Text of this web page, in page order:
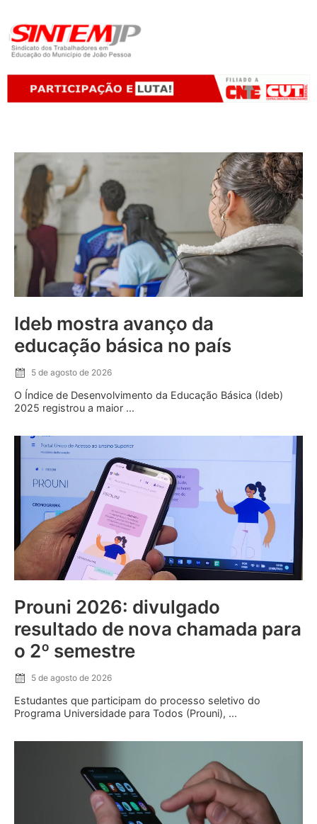
Ideb mostra avanço da
educação básica no país
5 de agosto de 2026
O Índice de Desenvolvimento da Educação Básica (Ideb)
2025 registrou a maior ...
Prouni 2026: divulgado
resultado de nova chamada para
o 2º semestre
5 de agosto de 2026
Estudantes que participam do processo seletivo do
Programa Universidade para Todos (Prouni), ...